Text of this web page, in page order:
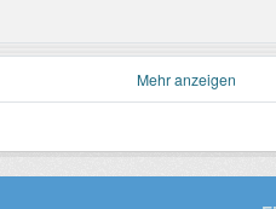
Mehr anzeigen